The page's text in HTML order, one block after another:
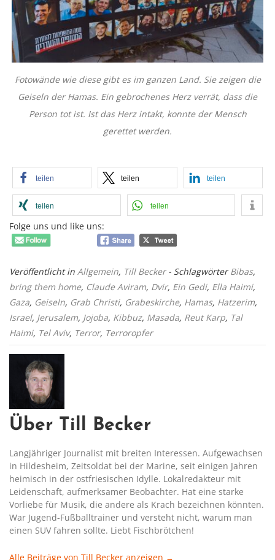
Fotowände wie diese gibt es im ganzen Land. Sie zeigen die
Geiseln der Hamas. Ein gebrochenes Herz verrät, dass die
Person tot ist. Ist das Herz intakt, konnte der Mensch
gerettet werden.
teilen teilen teilen
teilen teilen
Folge uns und like uns:
Veröffentlicht in Allgemein, Till Becker - SchlagwörterBibas,
bring them home, Claude Aviram, Dvir, Ein Gedi, Ella Haimi,
Gaza, Geiseln, Grab Christi, Grabeskirche, Hamas, Hatzerim,
Israel, Jerusalem, Jojoba, Kibbuz, Masada, Reut Karp, Tal
Haimi, Tel Aviv, Terror, Terroropfer
Über Till Becker
Langjähriger Journalist mit breiten Interessen. Aufgewachsen
in Hildesheim, Zeitsoldat bei der Marine, seit einigen Jahren
heimisch in der ostfriesischen Idylle. Lokalredakteur mit
Leidenschaft, aufmerksamer Beobachter. Hat eine starke
Vorliebe für Musik, die andere als Krach bezeichnen könnten.
War Jugend-Fußballtrainer und versteht nicht, warum man
einen SUV fahren sollte. Liebt Fischbrötchen!
Alle Beiträge von Till Becker anzeigen →